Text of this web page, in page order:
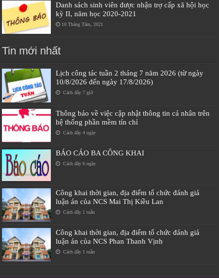
Danh sách sinh viên được nhận trợ cấp xã hội học
kỳ II, năm học 2020-2021
10 Tháng Tám, 2021
Tin mới nhất
Lịch công tác tuần 2 tháng 7 năm 2026 (từ ngày
10/8/2026 đến ngày 17/8/2026)
Cách đây 7 giờ
Thông báo về việc cập nhật thông tin cá nhân trên
hệ thống phần mềm tín chỉ
Cách đây 4 ngày
BÁO CÁO BA CÔNG KHAI
Cách đây 6 ngày
Công khai thời gian, địa điểm tổ chức đánh giá
luận án của NCS Mai Thị Kiều Lan
Cách đây 1 tuần
Công khai thời gian, địa điểm tổ chức đánh giá
luận án của NCS Phan Thanh Vịnh
Cách đây 1 tuần